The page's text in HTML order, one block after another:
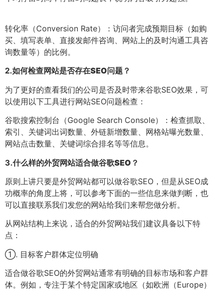
转化率（Conversion Rate）：访问者完成预期目标（如购
买、填写表单、直接发邮件咨询、网站上的及时沟通工具咨
询数量等）的比例。
2.如何检查网站是否存在SEO问题？
为了更好的查看我们的公司是否及时带来谷歌SEO效果，可
以使用以下工具进行网站SEO问题检查：
谷歌搜索控制台（Google Search Console）：检查抓取、
索引、关键词出词数量、外链新增数量、网格站曝光数量、
网站点击数量、关键词综合排名等等信息。
3.什么样的外贸网站适合做谷歌SEO？
原则上讲只要是外贸网站都可以做谷歌SEO，但是从SEO成
功概率的角度上将，可以参考下面的一些信息来做判断，也
可以直接联系我们发您的网站给我们来帮您做分析。
从网站结构上来说，适合的外贸网站我们建议具备以下特
点：
①. 目标客户群体定位明确
适合做谷歌SEO的外贸网站通常有明确的目标市场和客户群
体。例如，专注于某个特定国家或地区（如欧洲（Europe）